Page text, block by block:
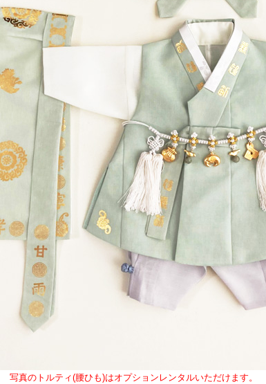
写真のトルティ(腰ひも)はオプションレンタルいただけます。